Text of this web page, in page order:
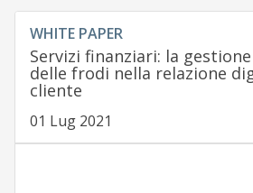
WHITE PAPER
Servizi finanziari: la
delle frodi nella relazione
cliente
01 Lug 2021